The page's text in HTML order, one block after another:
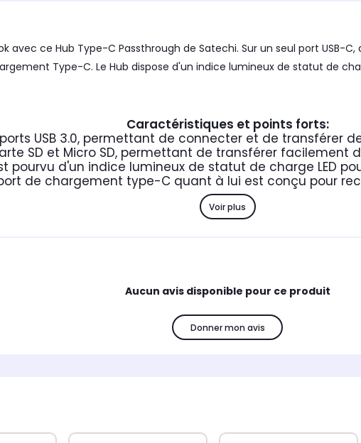
avec ce Hub Type-C Passthrough de Satechi. Sur un seul port USB-
Type-C. Le Hub dispose d'un indice lumineux de statut de
Caractéristiques et points forts:
USB 3.0, permettant de connecter et de transférer
SD et Micro SD, permettant de transférer facilement
pourvu d'un indice lumineux de statut de charge LED
de chargement type-C quant à lui est conçu pour
Voir plus
Aucun avis disponible pour ce produit
Donner mon avis